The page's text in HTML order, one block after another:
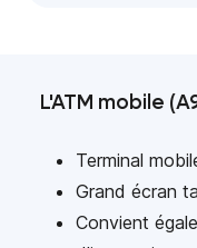
L'ATM mobile
Terminal
Grand écran
Convient